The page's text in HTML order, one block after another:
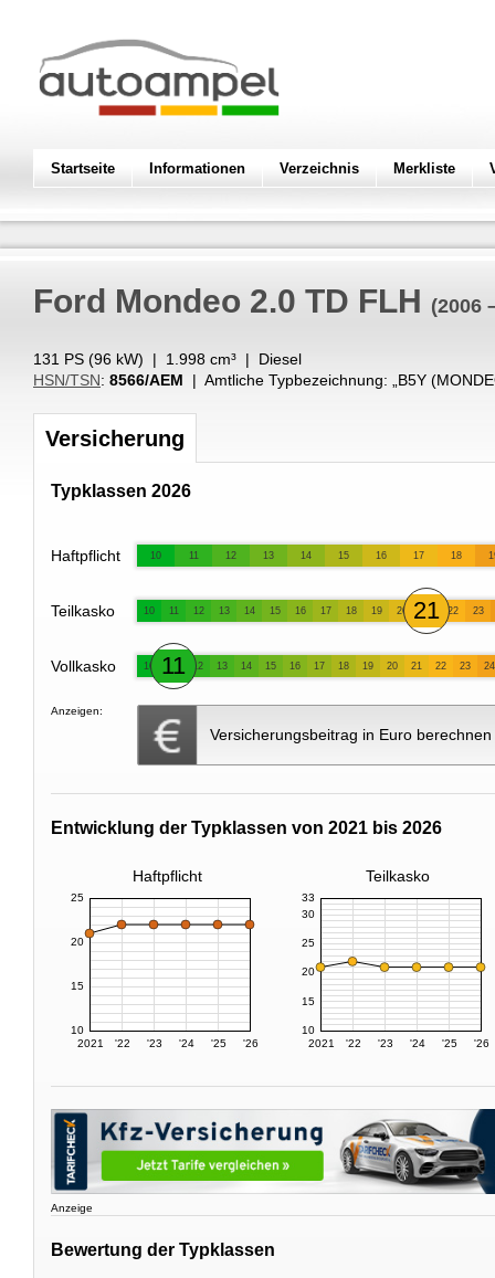
Startseite Informationen Verzeichnis Merkliste
Ford Mondeo 2.0 TD FLH (2006
131 PS (96 kW) | 1.998 cm³ | Diesel
HSN/TSN: 8566/AEM | Amtliche Typbezeichnung: „ B5Y
Versicherung
Typklassen 2026
Haftpflicht 10 11 12 13 14 15 16 17 18
Teilkasko 10 11 12 13 14 15 16 17 18 19 20 21 22 23
Vollkasko 10 11 12 13 14 15 16 17 18 19 20 21 22 23 24
Anzeigen:
Versicherungsbeitrag in Euro berechnen
Entwicklung der Typklassen von 2021 bis 2026
Haftpflicht Teilkasko
2021 '22 '23 '24 '25 '26
10
15
20
25
2021 '22 '23 '24 '25 '26
10
15
20
25
30
33
Anzeige
Bewertung der Typklassen